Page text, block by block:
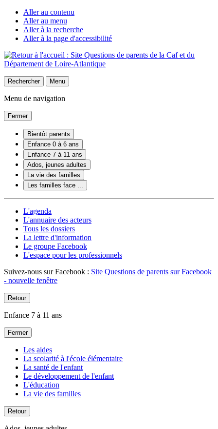
Aller au contenu
Aller au menu
Aller à la recherche
Aller à la page d'accessibilité
Rechercher Menu
Menu de navigation
Fermer
Bientôt parents
Enfance 0 à 6 ans
Enfance 7 à 11 ans
Ados, jeunes adultes
La vie des familles
Les familles face ...
L'agenda
L'annuaire des acteurs
Tous les dossiers
La lettre d'information
Le groupe Facebook
L'espace pour les professionnels
Suivez-nous sur Facebook : Site Questions de parents sur Facebook
- nouvelle fenêtre
Retour
Enfance 7 à 11 ans
Fermer
Les aides
La scolarité à l'école élémentaire
La santé de l'enfant
Le développement de l'enfant
L'éducation
La vie des familles
Retour